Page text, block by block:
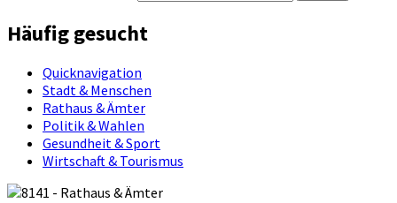
Häufig gesucht
Quicknavigation
Stadt & Menschen
Rathaus & Ämter
Politik & Wahlen
Gesundheit & Sport
Wirtschaft & Tourismus